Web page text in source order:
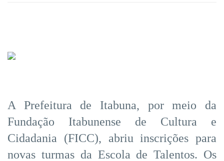
A Prefeitura de Itabuna, por meio da
Fundação Itabunense de Cultura e
Cidadania (FICC), abriu inscrições para
novas turmas da Escola de Talentos. Os